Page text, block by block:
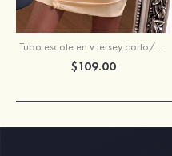
Tubo escote en v jersey corto/mini vestido para homecoming
$109.00